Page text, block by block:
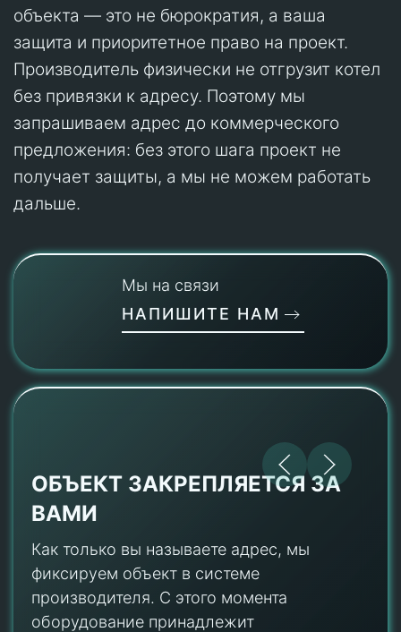
объекта — это не бюрократия, а ваша
защита и приоритетное право на проект.
Производитель физически не отгрузит котел
без привязки к адресу. Поэтому мы
запрашиваем адрес до коммерческого
предложения: без этого шага проект не
получает защиты, а мы не можем работать
дальше.
Мы на связи
НАПИШИТЕ НАМ
ОБЪЕКТ ЗАКРЕПЛЯЕТСЯ ЗА
ВАМИ
Как только вы называете адрес, мы
фиксируем объект в системе
производителя. С этого момента
оборудование принадлежит